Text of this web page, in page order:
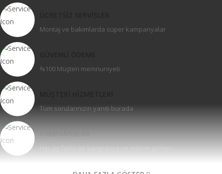
Montaj ve bakımlarda süper kampanyalar
%100 Müşteri memnuniyeti
Tüm sorularınızın yanıtı burada
Her ay farklı bir kampanya ve indirim günleri